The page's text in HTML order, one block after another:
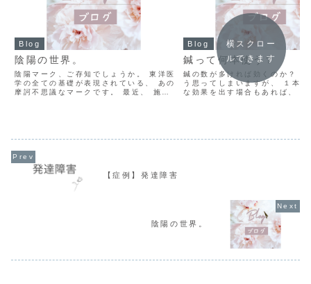
Blog
陰陽の世界。
陰陽マーク、ご存知でしょうか。 東洋医
学の全ての基礎が表現されている、 あの
摩訶不思議なマークです。 最近、 施術
Blog
鍼って何本使う？
鍼の数が多ければ効くのか？ つ
う思ってしまいますが、 １本
な効果を出す場合もあれば、 沢
横スクロー
ルできます
【症例】発達障害
陰陽の世界。